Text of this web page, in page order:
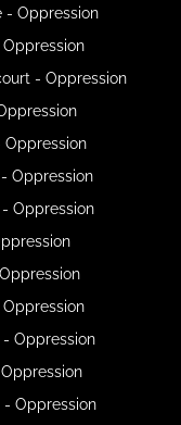
- Oppression
- Oppression
Oppression
Oppression
Oppression
Oppression
- Oppression